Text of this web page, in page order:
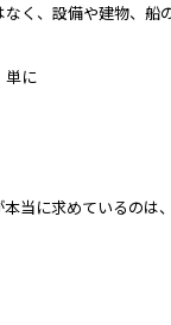
く、設備や建物、船
単に
当に求めているのは